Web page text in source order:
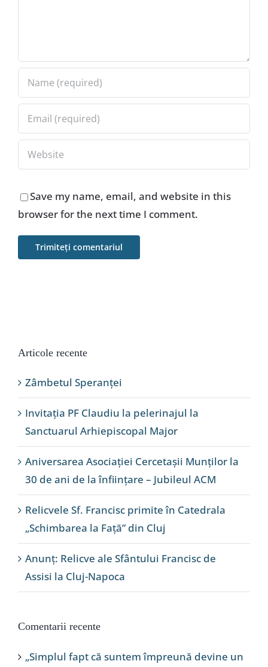
Save my name, email, and website in this
browser for the next time I comment.
Articole recente
Zâmbetul Speranței
Invitația PF Claudiu la pelerinajul la
Sanctuarul Arhiepiscopal Major
Aniversarea Asociației Cercetașii Munților la
30 de ani de la înființare – Jubileul ACM
Relicvele Sf. Francisc primite în Catedrala
„Schimbarea la Față” din Cluj
Anunț: Relicve ale Sfântului Francisc de
Assisi la Cluj-Napoca
Comentarii recente
„Simplul fapt că suntem împreună devine un